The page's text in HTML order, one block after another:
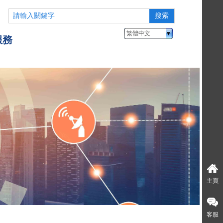
務
搜索
繁體中文
主頁
客服